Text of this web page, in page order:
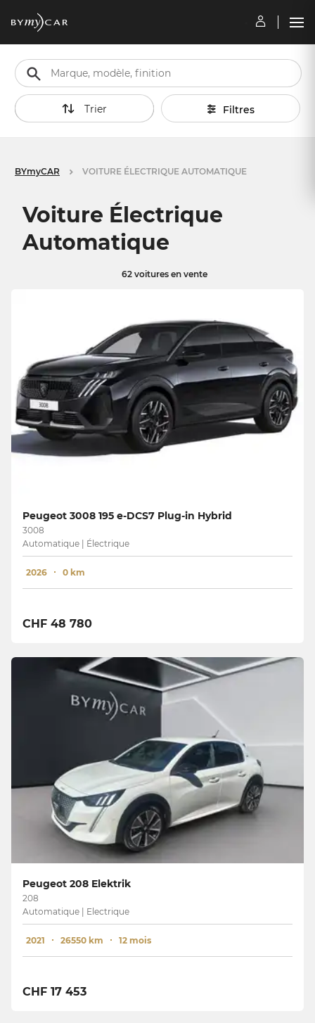
Trier Filtres
BYmyCAR VOITURE ÉLECTRIQUE AUTOMATIQUE
Voiture Électrique
Automatique
62 voitures en vente
Peugeot 3008 195 e-DCS7 Plug-in Hybrid
3008
Automatique | Électrique
2026 0 km
CHF 48 780
Peugeot 208 Elektrik
208
Automatique | Electrique
2021 26550 km 12 mois
CHF 17 453